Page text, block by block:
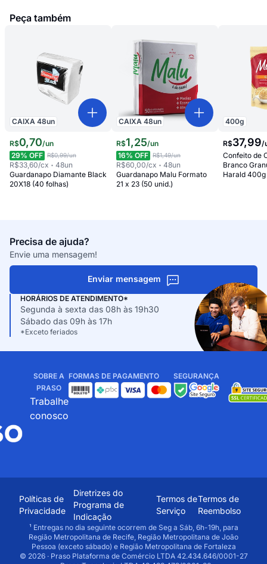
Peça também
CAIXA 48un
R$0,70/un
29% OFF R$0,99/un
R$33,60/cx 48un
Guardanapo Diamante Black
20X18 (40 folhas)
CAIXA48un
R$1,25/un
16% OFF R$1,49/un
R$60,00/cx 48un
Guardanapo Malu Formato
21 x 23 (50 unid.)
400g
R$37,99/
Confeito de
Branco
Harald 400g
Precisa de ajuda?
Envie uma mensagem!
Enviar mensagem
HORÁRIOS DE ATENDIMENTO*
Segunda à sexta das 08h às 19h30
Sábado das 09h às 17h
*Exceto feriados
SOBRE A
PRASO
Trabalhe
conosco
FORMAS DE PAGAMENTO SEGURANÇA
Políticas de
Privacidade
Diretrizes do
Programa de
Indicação
Termos de
Serviço
Termos de
Reembolso
¹ Entregas no dia seguinte ocorrem de Seg a Sáb, 6h-19h, para
Região Metropolitana de Recife, Região Metropolitana de João
Pessoa (exceto sábado) e Região Metropolitana de Fortaleza
© 2026 · Praso Plataforma de Comércio LTDA 42.434.646/0001-27